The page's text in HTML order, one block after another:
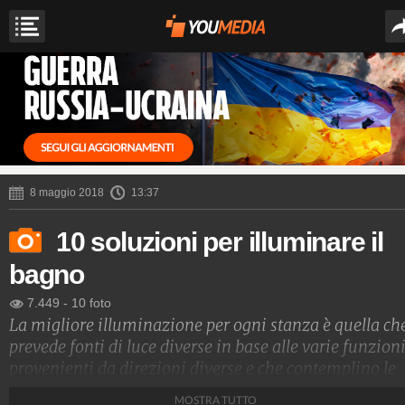
8 maggio 2018 13:37
10 soluzioni per illuminare il
bagno
7.449 - 10 foto
La migliore illuminazione per ogni stanza è quella
prevede fonti di luce diverse in base alle varie
provenienti da direzioni diverse e che contemplino le
MOSTRA TUTTO